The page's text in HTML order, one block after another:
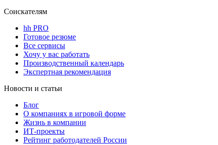
Соискателям
hh PRO
Готовое резюме
Все сервисы
Хочу у вас работать
Производственный календарь
Экспертная рекомендация
Новости и статьи
Блог
О компаниях в игровой форме
Жизнь в компании
ИТ-проекты
Рейтинг работодателей России